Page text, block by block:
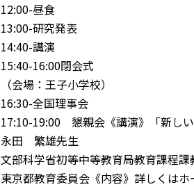
12:00-昼食
13:00-研究発表
14:40-講演
15:40-16:00閉会式
（会場：王子小学校）
16:30-全国理事会
17:10-19:00 懇親会《講演》
「新し
永田 繁雄先生
文部科学省初等中等教育局教育課程課
東京都教育委員会《内容》詳しくはホ